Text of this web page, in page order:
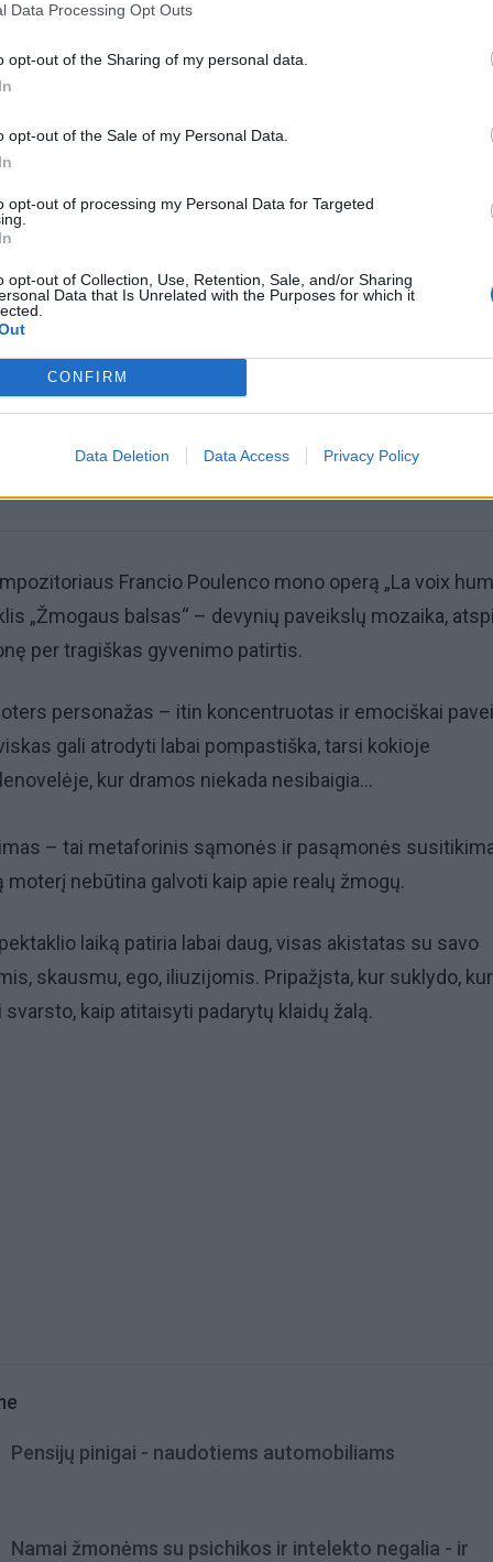
Data Processing Opt Outs
opt-out of the Sharing of my personal data.
opt-out of the Sale of my Personal Data.
opt-out of processing my Personal Data for Targeted
opt-out of Collection, Use, Retention, Sale, and/or Sharing
Data that Is Unrelated with the Purposes for which it
CONFIRM
Data Deletion Data Access Privacy Policy
teatro istorijoje“
Francio Poulenco mono operą „La voix
„Žmogaus balsas“ – devynių paveikslų mozaika,
per tragiškas gyvenimo patirtis.
personažas – itin koncentruotas ir emociškai
gali atrodyti labai pompastiška, tarsi kokioje
kur dramos niekada nesibaigia...
– tai metaforinis sąmonės ir pasąmonės
moterį nebūtina galvoti kaip apie realų žmogų.
laiką patiria labai daug, visas akistatas su savo
skausmu, ego, iliuzijomis. Pripažįsta, kur suklydo, kur
svarsto, kaip atitaisyti padarytų klaidų žalą.
Pensijų pinigai - naudotiems automobiliams
Namai žmonėms su psichikos ir intelekto negalia - ir